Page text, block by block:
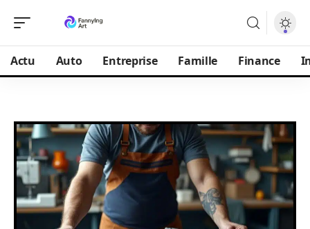
Actu Auto Entreprise Famille Finance